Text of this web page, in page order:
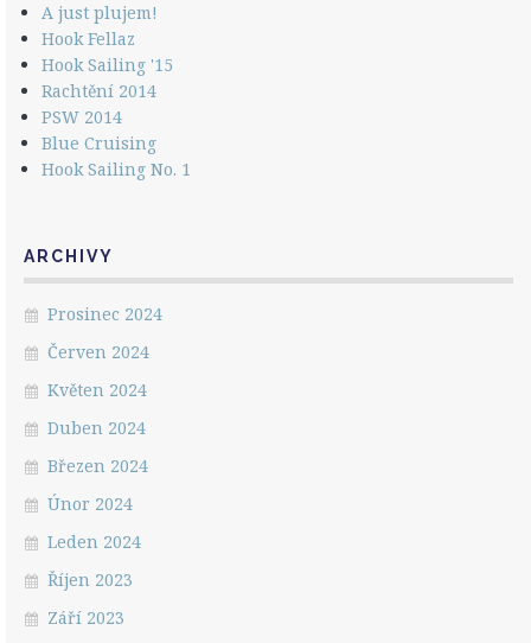
A just plujem!
Hook Fellaz
Hook Sailing '15
Rachtění 2014
PSW 2014
Blue Cruising
Hook Sailing No. 1
ARCHIVY
Prosinec 2024
Červen 2024
Květen 2024
Duben 2024
Březen 2024
Únor 2024
Leden 2024
Říjen 2023
Září 2023